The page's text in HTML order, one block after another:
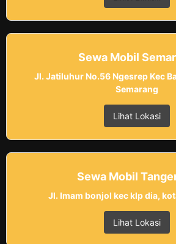
Sewa Mobil
Jl. Jatiluhur No.56 Ngesrep Kec
Semarang
Lihat Lokasi
Sewa Mobil
Jl. Imam bonjol kec klp dia,
Lihat Lokasi